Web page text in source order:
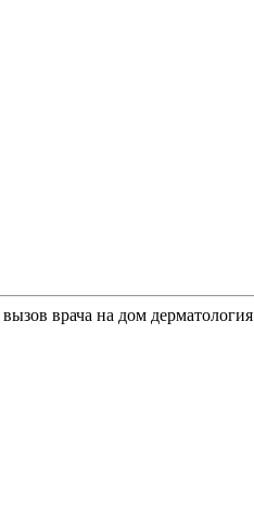
вызов врача на дом дерматология